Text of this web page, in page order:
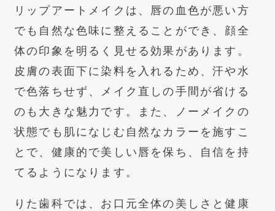
リップアートメイクは、唇の血色が悪い方
でも自然な色味に整えることができ、顔全
体の印象を明るく見せる効果があります。
皮膚の表面下に染料を入れるため、汗や水
で色落ちせず、メイク直しの手間が省ける
のも大きな魅力です。また、ノーメイクの
状態でも肌になじむ自然なカラーを施すこ
とで、健康的で美しい唇を保ち、自信を持
てるようになります。
りた歯科では、お口元全体の美しさと健康